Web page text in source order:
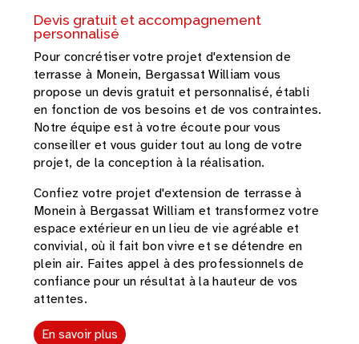
Devis gratuit et accompagnement
personnalisé
Pour concrétiser votre projet d'extension de
terrasse à Monein, Bergassat William vous
propose un devis gratuit et personnalisé, établi
en fonction de vos besoins et de vos contraintes.
Notre équipe est à votre écoute pour vous
conseiller et vous guider tout au long de votre
projet, de la conception à la réalisation.
Confiez votre projet d'extension de terrasse à
Monein à Bergassat William et transformez votre
espace extérieur en un lieu de vie agréable et
convivial, où il fait bon vivre et se détendre en
plein air. Faites appel à des professionnels de
confiance pour un résultat à la hauteur de vos
attentes.
En savoir plus